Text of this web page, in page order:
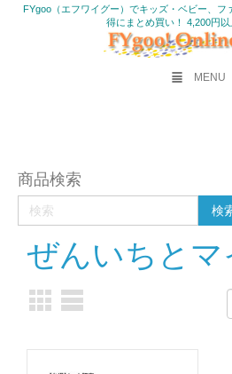
FYgoo（エフワイグー）でキッズ・ベビー、フ
得にまとめ買い！ 4,200円
MENU
商品検索
ぜんいちとマ